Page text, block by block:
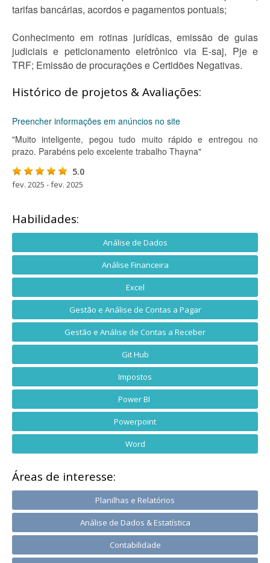
tarifas bancárias, acordos e pagamentos pontuais;
Conhecimento em rotinas jurídicas, emissão de guias
judiciais e peticionamento eletrônico via E-saj, Pje e
TRF; Emissão de procurações e Certidões Negativas.
Histórico de projetos & Avaliações:
Preencher informações em anúncios no site
"Muito inteligente, pegou tudo muito rápido e entregou no
prazo. Parabéns pelo excelente trabalho Thayna"
5.0
fev. 2025 - fev. 2025
Habilidades:
Análise de Dados
Análise Financeira
Excel
Gestão e Análise de Contas a Pagar
Gestão e Análise de Contas a Receber
Git Hub
Impostos
Power BI
Powerpoint
Word
Áreas de interesse:
Planilhas e Relatórios
Análise de Dados & Estatística
Contabilidade